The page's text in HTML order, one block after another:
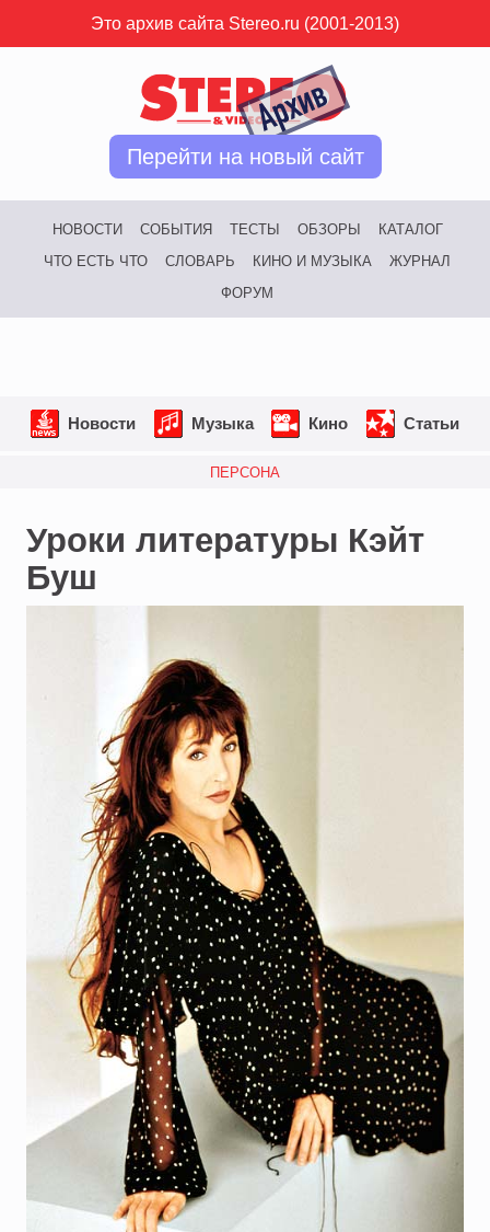
Это архив сайта Stereo.ru (2001-2013)
Перейти на новый сайт
НОВОСТИ СОБЫТИЯ ТЕСТЫ ОБЗОРЫ
КАТАЛОГ
ЧТО ЕСТЬ ЧТО
СЛОВАРЬ КИНО И МУЗЫКА
ЖУРНАЛ
ФОРУМ
Новости Музыка Кино Статьи
ПЕРСОНА
Уроки литературы Кэйт
Буш